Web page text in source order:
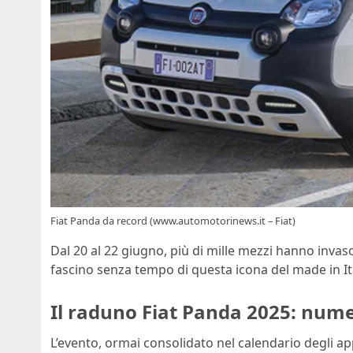
Fiat Panda da record (www.automotorinews.it – Fiat)
Dal 20 al 22 giugno, più di mille mezzi hanno
fascino senza tempo di questa icona del made in
Il raduno Fiat Panda 2025:
L’evento, ormai consolidato nel calendario degli